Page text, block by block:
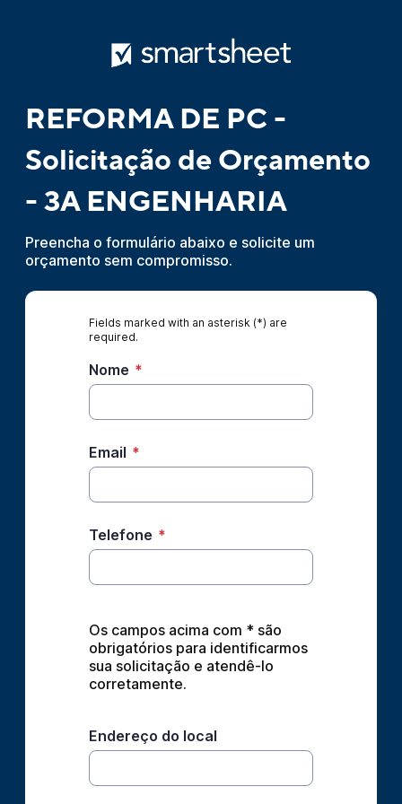
REFORMA DE PC -
Solicitação de Orçamento
- 3A ENGENHARIA
Preencha o formulário abaixo e solicite um
orçamento sem compromisso.
Fields marked with an asterisk (*) are
required.
Nome *
Email *
Telefone *
Os campos acima com * são
obrigatórios para identificarmos
sua solicitação e atendê-lo
corretamente.
Endereço do local